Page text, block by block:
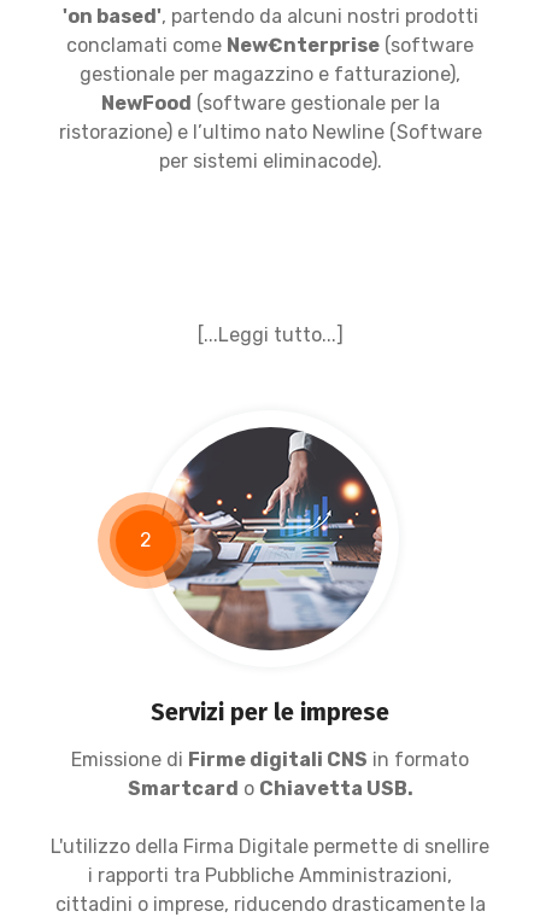
'on based', partendo da alcuni nostri prodotti
conclamati come New€nterprise (software
gestionale per magazzino e fatturazione),
NewFood (software gestionale per la
ristorazione) e l’ultimo nato Newline (Software
per sistemi eliminacode).
[...Leggi tutto...]
2
Servizi per le imprese
Emissione di Firme digitali CNS in formato
Smartcard o Chiavetta USB.
L'utilizzo della Firma Digitale permette di snellire
i rapporti tra Pubbliche Amministrazioni,
cittadini o imprese, riducendo drasticamente la